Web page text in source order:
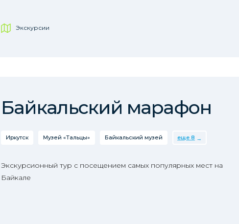
Экскурсии
Байкальский марафон
Иркутск Музей «Тальцы» Байкальский музей еще 8
Экскурсионный тур с посещением самых популярных мест на
Байкале